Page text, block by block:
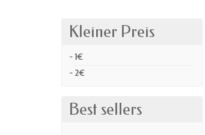
Kleiner Preis
- 1€
- 2€
Best sellers